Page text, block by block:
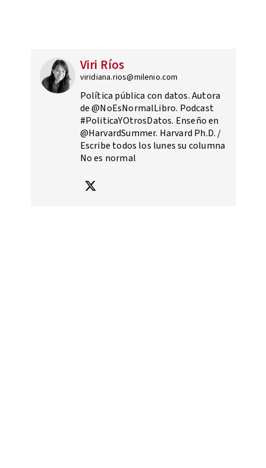
Viri Ríos
viridiana.rios@milenio.com
Política pública con datos. Autora
de @NoEsNormalLibro. Podcast
#PoliticaYOtrosDatos. Enseño en
@HarvardSummer. Harvard Ph.D. /
Escribe todos los lunes su columna
No es normal